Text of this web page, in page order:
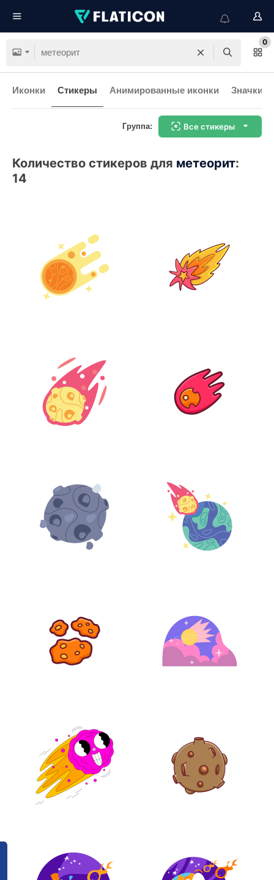
0
Иконки Стикеры Анимированные иконки Значки
Группа: Все стикеры
Количество стикеров для метеорит:
14